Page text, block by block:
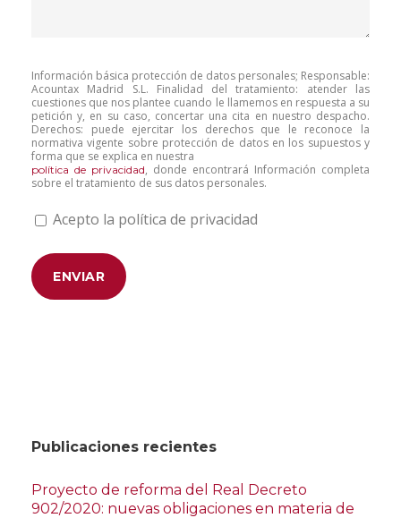
Información básica protección de datos personales; Responsable:
Acountax Madrid S.L. Finalidad del tratamiento: atender las
cuestiones que nos plantee cuando le llamemos en respuesta a su
petición y, en su caso, concertar una cita en nuestro despacho.
Derechos: puede ejercitar los derechos que le reconoce la
normativa vigente sobre protección de datos en los supuestos y
forma que se explica en nuestra
política de privacidad, donde encontrará Información completa
sobre el tratamiento de sus datos personales.
Acepto la política de privacidad
Publicaciones recientes
Proyecto de reforma del Real Decreto
902/2020: nuevas obligaciones en materia de